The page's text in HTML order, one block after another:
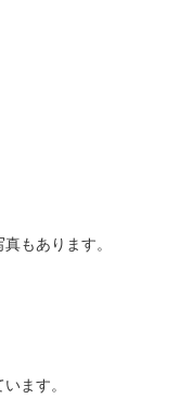
もあります。
ます。